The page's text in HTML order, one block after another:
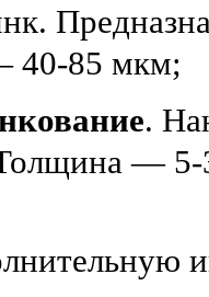
40-85 мкм;
.
—